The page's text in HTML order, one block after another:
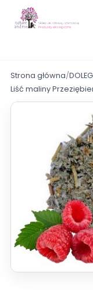
Strona główna/
Liść maliny